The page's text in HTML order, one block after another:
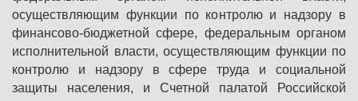
осуществляющим функции по контролю и надзору в
финансово-бюджетной сфере, федеральным органом
исполнительной власти, осуществляющим функции по
контролю и надзору в сфере труда и социальной
защиты населения, и Счетной палатой Российской